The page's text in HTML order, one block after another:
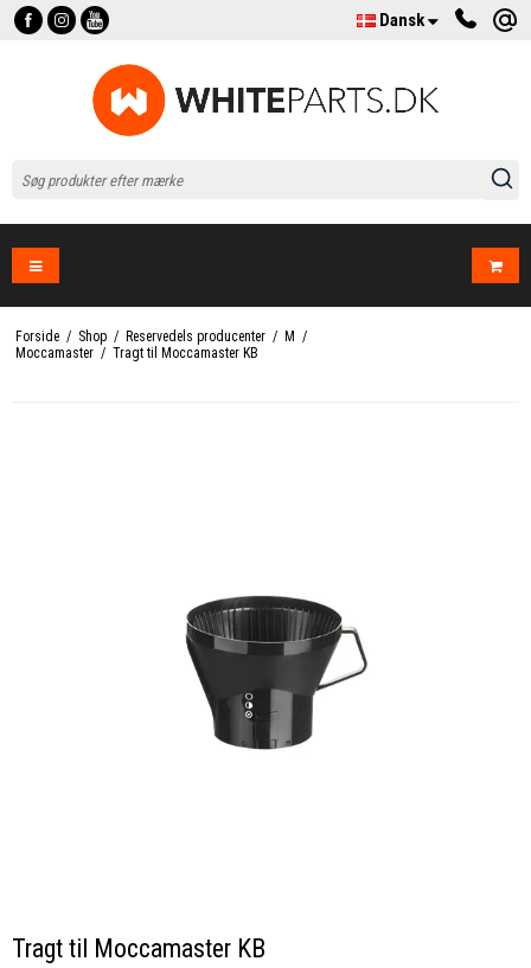
Dansk
Forside / Shop / Reservedels producenter / M /
Moccamaster / Tragt til Moccamaster KB
Tragt til Moccamaster KB